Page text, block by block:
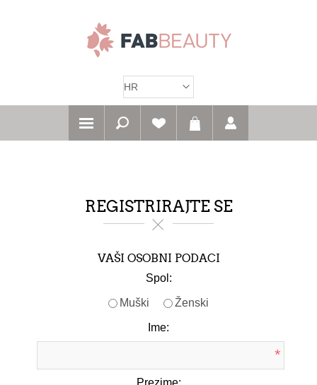
REGISTRIRAJTE SE
VAŠI OSOBNI PODACI
Spol:
Muški Ženski
Ime:
*
Prezime: